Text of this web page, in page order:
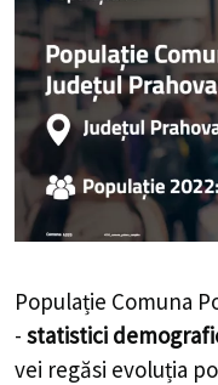
Populație Comuna
- statistici
vei regăsi evoluția